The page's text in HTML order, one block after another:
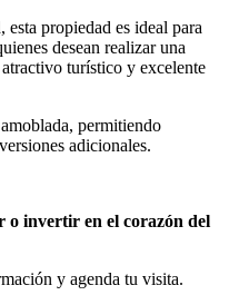
propiedad es ideal para
desean realizar una
turístico y excelente
permitiendo
adicionales.
invertir en el corazón del
y agenda tu visita.